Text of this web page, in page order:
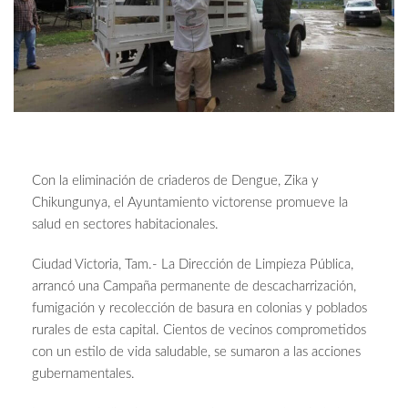
Con la eliminación de criaderos de Dengue, Zika y
Chikungunya, el Ayuntamiento victorense promueve la
salud en sectores habitacionales.
Ciudad Victoria, Tam.- La Dirección de Limpieza Pública,
arrancó una Campaña permanente de descacharrización,
fumigación y recolección de basura en colonias y poblados
rurales de esta capital. Cientos de vecinos comprometidos
con un estilo de vida saludable, se sumaron a las acciones
gubernamentales.